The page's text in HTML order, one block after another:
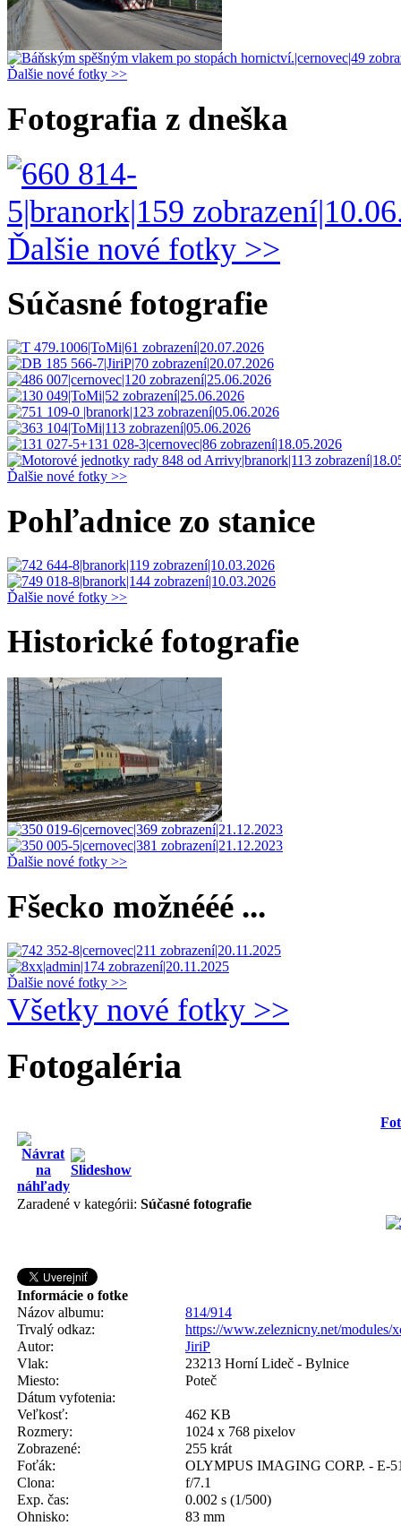
Ďalšie nové fotky >>
Fotografia z dneška
Ďalšie nové fotky >>
Súčasné fotografie
Ďalšie nové fotky >>
Pohľadnice zo stanice
Ďalšie nové fotky >>
Historické fotografie
Ďalšie nové fotky >>
Fšecko možnééé ...
Ďalšie nové fotky >>
Všetky nové fotky >>
Fotogaléria
Zaradené v kategórii: Súčasné fotografie
Informácie o fotke
Názov albumu:
814/914
Trvalý odkaz:
https://www.zeleznicny.net/modules/
Autor:
JiriP
Vlak:
23213 Horní Lideč - Bylnice
Miesto:
Poteč
Dátum vyfotenia:
Veľkosť:
462 KB
Rozmery:
1024 x 768 pixelov
Zobrazené:
255 krát
Foťák:
OLYMPUS IMAGING CORP. - E-
Clona:
f/7.1
Exp. čas:
0.002 s (1/500)
Ohnisko:
83 mm